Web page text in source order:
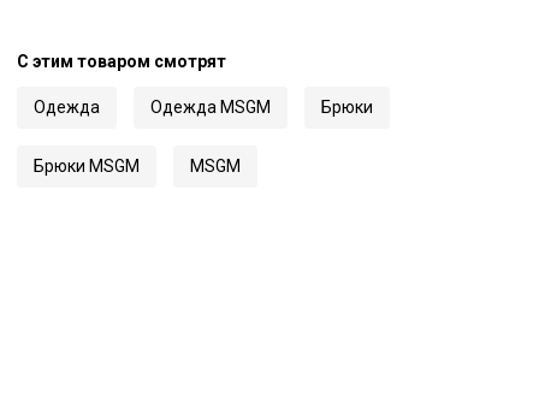
С этим товаром смотрят
Одежда Одежда MSGM Брюки
Брюки MSGM MSGM